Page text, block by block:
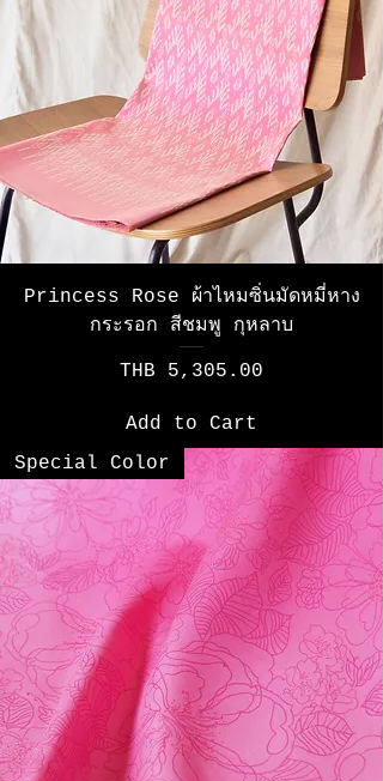
Princess Rose ผ้าไหมซิ่นมัดหมี่หาง
กระรอก สีชมพู กุหลาบ
Price
THB 5,305.00
Add to Cart
Special Color